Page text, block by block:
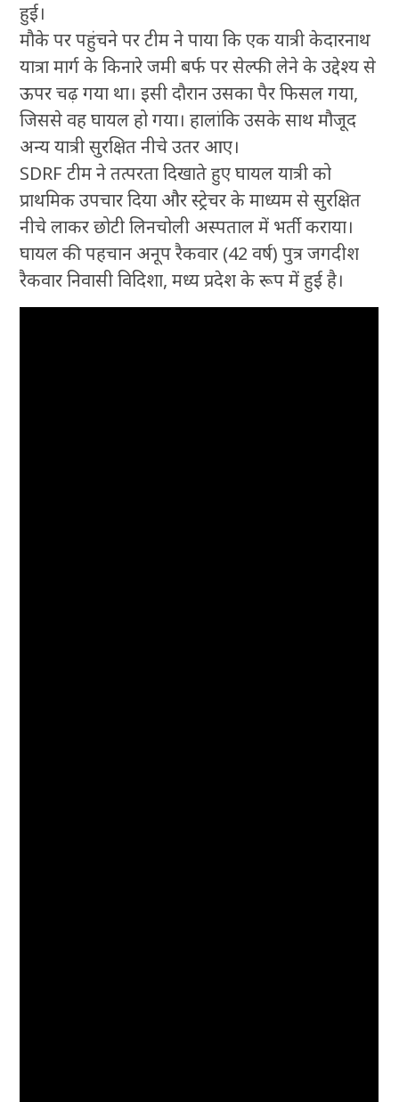
हुई।
मौके पर पहुंचने पर टीम ने पाया कि एक यात्री केदारनाथ
यात्रा मार्ग के किनारे जमी बर्फ पर सेल्फी लेने के उद्देश्य से
ऊपर चढ़ गया था। इसी दौरान उसका पैर फिसल गया,
जिससे वह घायल हो गया। हालांकि उसके साथ मौजूद
अन्य यात्री सुरक्षित नीचे उतर आए।
SDRF टीम ने तत्परता दिखाते हुए घायल यात्री को
प्राथमिक उपचार दिया और स्ट्रेचर के माध्यम से सुरक्षित
नीचे लाकर छोटी लिनचोली अस्पताल में भर्ती कराया।
घायल की पहचान अनूप रैकवार (42 वर्ष) पुत्र जगदीश
रैकवार निवासी विदिशा, मध्य प्रदेश के रूप में हुई है।